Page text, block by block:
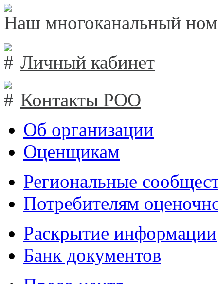
Наш многоканальный
Личный кабинет
Контакты РОО
Об организации
Оценщикам
Региональные
Потребителям
Раскрытие информации
Банк документов